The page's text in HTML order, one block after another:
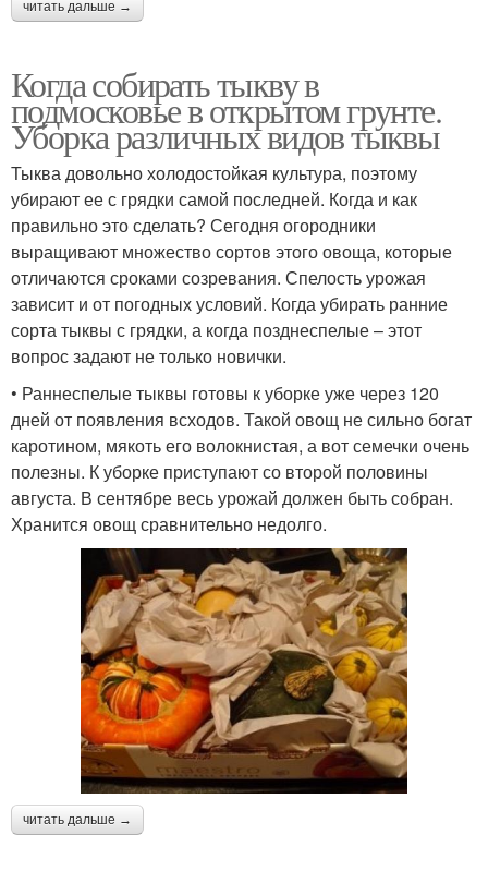
читать дальше →
Когда собирать тыкву в
подмосковье в открытом грунте.
Уборка различных видов тыквы
Тыква довольно холодостойкая культура, поэтому
убирают ее с грядки самой последней. Когда и как
правильно это сделать? Сегодня огородники
выращивают множество сортов этого овоща, которые
отличаются сроками созревания. Спелость урожая
зависит и от погодных условий. Когда убирать ранние
сорта тыквы с грядки, а когда позднеспелые – этот
вопрос задают не только новички.
• Раннеспелые тыквы готовы к уборке уже через 120
дней от появления всходов. Такой овощ не сильно богат
каротином, мякоть его волокнистая, а вот семечки очень
полезны. К уборке приступают со второй половины
августа. В сентябре весь урожай должен быть собран.
Хранится овощ сравнительно недолго.
читать дальше →